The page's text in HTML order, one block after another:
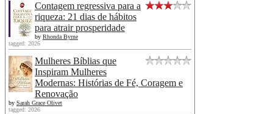
Contagem regressiva para a
riqueza: 21 dias de hábitos
para atrair prosperidade
by Rhonda Byrne
tagged: 2026
Mulheres Bíblias que
Inspiram Mulheres
Modernas: Histórias de Fé, Coragem e
Renovação
by Sarah Grace Olivet
tagged: 2026